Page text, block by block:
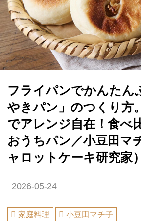
フライパンでかんたん
やきパン」のつくり方
でアレンジ自在！食べ
おうちパン／小豆田マ
ャロットケーキ研究家）
2026-05-24
家庭料理 小豆田マチ子